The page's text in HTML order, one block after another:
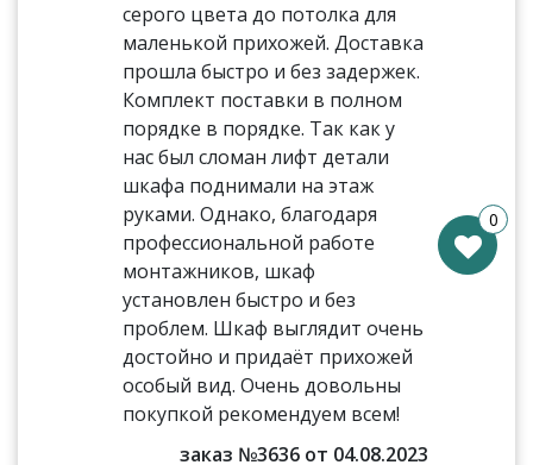
серого цвета до потолка для
маленькой прихожей. Доставка
прошла быстро и без задержек.
Комплект поставки в полном
порядке в порядке. Так как у
нас был сломан лифт детали
шкафа поднимали на этаж
руками. Однако, благодаря
профессиональной работе
монтажников, шкаф
установлен быстро и без
проблем. Шкаф выглядит очень
достойно и придаёт прихожей
особый вид. Очень довольны
покупкой рекомендуем всем!
заказ №3636 от 04.08.2023
0